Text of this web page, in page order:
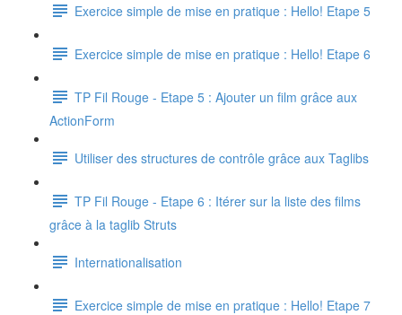
Exercice simple de mise en pratique : Hello! Etape 5
Exercice simple de mise en pratique : Hello! Etape 6
TP Fil Rouge - Etape 5 : Ajouter un film grâce aux
ActionForm
Utiliser des structures de contrôle grâce aux Taglibs
TP Fil Rouge - Etape 6 : Itérer sur la liste des films
grâce à la taglib Struts
Internationalisation
Exercice simple de mise en pratique : Hello! Etape 7